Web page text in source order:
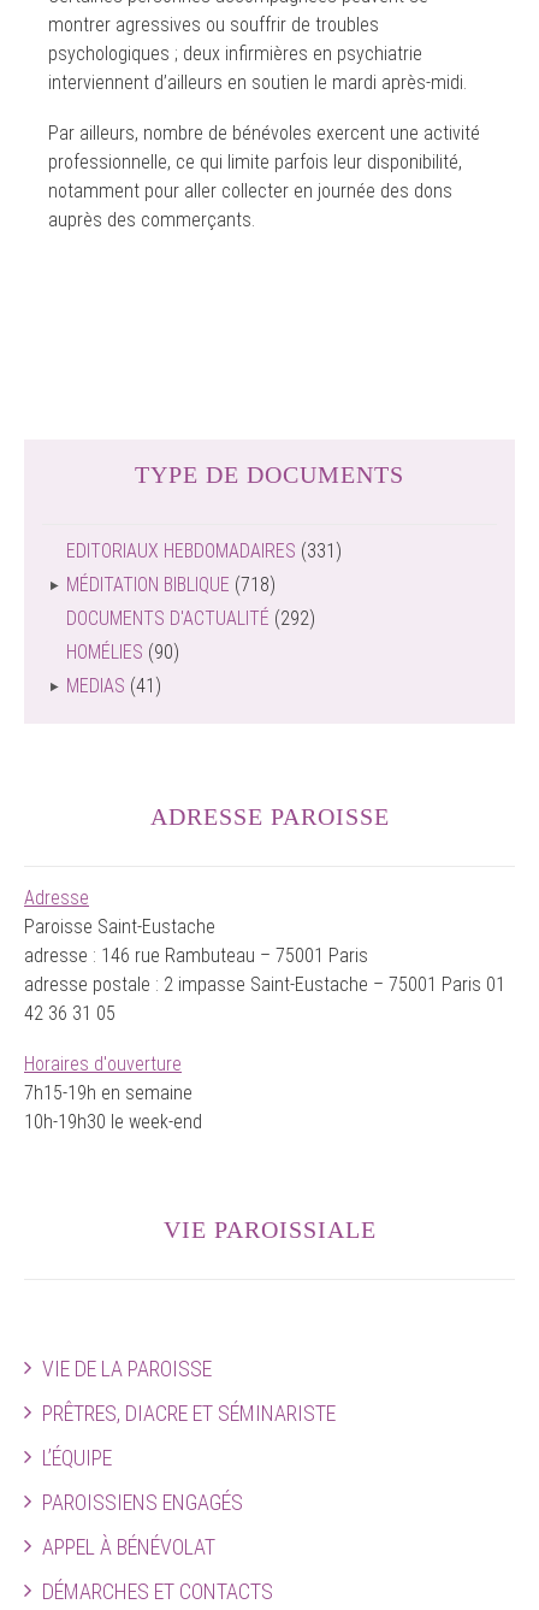
montrer agressives ou souffrir de troubles
psychologiques ; deux infirmières en psychiatrie
interviennent d’ailleurs en soutien le mardi après-midi.
Par ailleurs, nombre de bénévoles exercent une activité
professionnelle, ce qui limite parfois leur disponibilité,
notamment pour aller collecter en journée des dons
auprès des commerçants.
TYPE DE DOCUMENTS
EDITORIAUX HEBDOMADAIRES (331)
MÉDITATION BIBLIQUE (718)
DOCUMENTS D'ACTUALITÉ (292)
HOMÉLIES (90)
MEDIAS (41)
ADRESSE PAROISSE
Adresse
Paroisse Saint-Eustache
adresse : 146 rue Rambuteau – 75001 Paris
adresse postale : 2 impasse Saint-Eustache – 75001 Paris 01
42 36 31 05
Horaires d'ouverture
7h15-19h en semaine
10h-19h30 le week-end
VIE PAROISSIALE
VIE DE LA PAROISSE
PRÊTRES, DIACRE ET SÉMINARISTE
L’ÉQUIPE
PAROISSIENS ENGAGÉS
APPEL À BÉNÉVOLAT
DÉMARCHES ET CONTACTS